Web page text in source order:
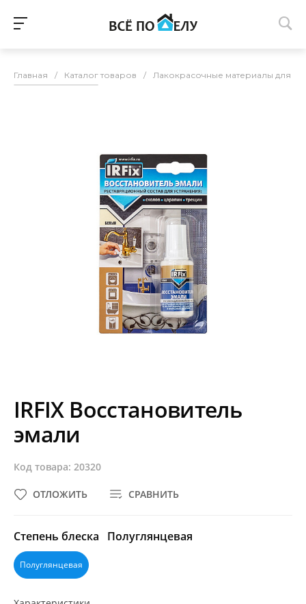
Главная / Каталог товаров / Лакокрасочные материалы для
IRFIX Восстановитель
эмали
Код товара: 20320
СРАВНИТЬ
ОТЛОЖИТЬ
Степень блеска Полуглянцевая
Полуглянцевая